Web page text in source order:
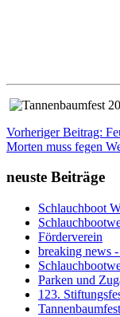
Vorheriger Beitrag:
Morten muss fegen
neuste Beiträge
Schlauchboot
Förderverein
breaking news
Parken und
123.